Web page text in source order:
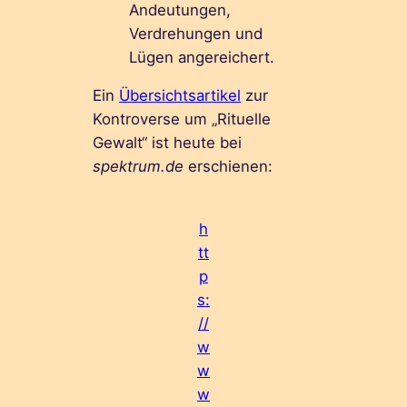
Andeutungen,
Verdrehungen und
Lügen angereichert.
Ein Übersichtsartikel zur
Kontroverse um „Rituelle
Gewalt“ ist heute bei
spektrum.de erschienen:
h
tt
p
s:
//
w
w
w